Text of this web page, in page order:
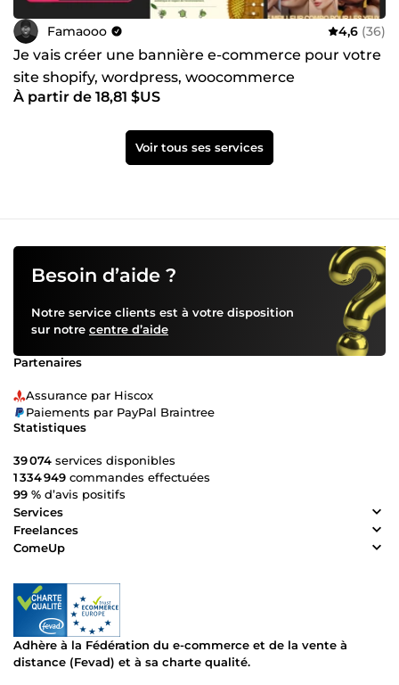
Famaooo 4,6 (36)
Je vais créer une bannière e-commerce pour votre
site shopify, wordpress, woocommerce
À partir de 18,81 $US
Voir tous ses services
Besoin d’aide ?
Notre service clients est à votre disposition
sur notre centre d’aide
Partenaires
Assurance par Hiscox
Paiements par PayPal Braintree
Statistiques
39 074 services disponibles
1 334 949 commandes effectuées
99 % d’avis positifs
Services
Freelances
ComeUp
Adhère à la Fédération du e-commerce et de la vente à
distance (Fevad) et à sa charte qualité.